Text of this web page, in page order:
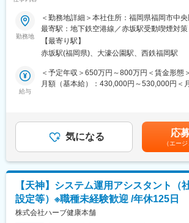
■リモートワーク
オフィス勤務が基本となりますが、業務に慣
じて週に1回在宅勤務が可能です。
ワークライフバランスも重視できます◎
【スポーツ／アウトドア×EC×自社ブランド
●安定性：
OJTを通じて業務理解をして頂き地盤を固め
地方創生メディア「Made In Local」が選定
企業100選」にも選出されています
https://prtimes.jp/main/html/rd/p/
い為、やりたいことが実現できます】
■業務内容
ヘルスケアCRM企画課で企画制作と組織の
理などをお任せします。
・販促プロモーションの立案および運用の
・仮説出し・シミュレーション予想・効果検
※新しいことへ提案や挑戦は歓迎。メンバー
が挙がってくる為、裁量権もって自由にチャ
CRMの規模も大きく、やれることも多い為
より大きなことへのチャレンジがしやすい
また、顧客を細かくセグメントして販促を行
でのスペシャリストが緻密に戦略を立ててお
勤務地
＜勤務地詳細＞本社住所：福岡県福岡市中
最寄駅：地下鉄空港線／赤坂駅受動喫煙対
の範囲：会社の定める事業所
【最寄り駅】
赤坂駅(福岡県)、大濠公園駅、西鉄福岡駅
給与
＜予定年収＞650万円～800万円＜賃金形態
月額（基本給）：430,000円～530,000円＜
下する可能性があります。月給(月額)は固定
す。
気になる 応
（エー
【天神】システム運用アシスタント（
設定等）※職種未経験歓迎 /年休125日
株式会社ハーブ健康本舗